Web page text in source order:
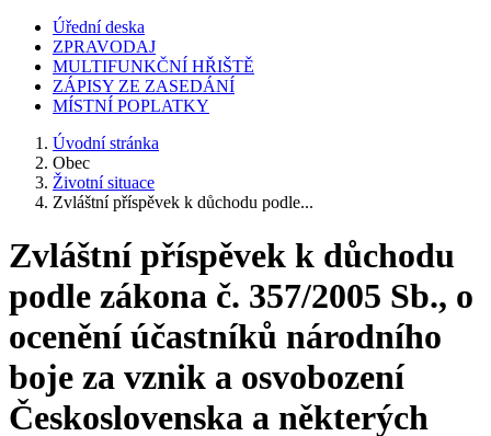
Úřední deska
ZPRAVODAJ
MULTIFUNKČNÍ HŘIŠTĚ
ZÁPISY ZE ZASEDÁNÍ
MÍSTNÍ POPLATKY
Úvodní stránka
Obec
Životní situace
Zvláštní příspěvek k důchodu podle...
Zvláštní příspěvek k důchodu
podle zákona č. 357/2005 Sb., o
ocenění účastníků národního
boje za vznik a osvobození
Československa a některých